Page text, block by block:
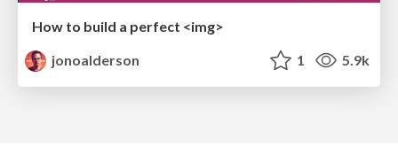
How to build a perfect <img>
jonoalderson
1 5.9k